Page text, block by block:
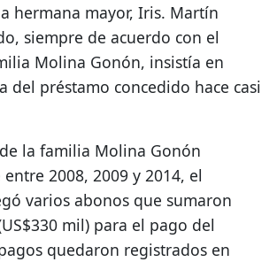
hermana mayor, Iris. Martín
siempre de acuerdo con el
Molina Gonón, insistía en
del préstamo concedido hace casi
la familia Molina Gonón
2008, 2009 y 2014, el
varios abonos que sumaron
mil) para el pago del
quedaron registrados en